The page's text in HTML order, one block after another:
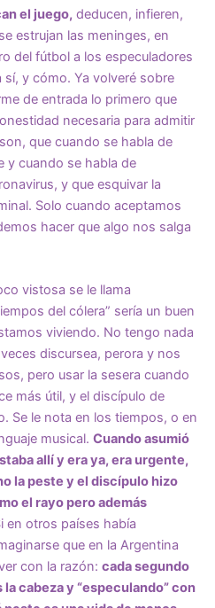
el juego, deducen, infieren,
estrujan las meninges, en
del fútbol a los especuladores
y cómo. Ya volveré sobre
de entrada lo primero que
necesaria para admitir
que cuando se habla de
y cuando se habla de
y que esquivar la
Solo cuando aceptamos
hacer que algo nos salga
vistosa se le llama
del cólera” sería un buen
viviendo. No tengo nada
discursea, perora y nos
pero usar la sesera cuando
más útil, y el discípulo de
Se le nota en los tiempos, o en
musical. Cuando asumió
allí y era ya, era urgente,
la peste y el discípulo hizo
el rayo pero además
en otros países había
que en la Argentina
con la razón: cada segundo
cabeza y “especulando” con